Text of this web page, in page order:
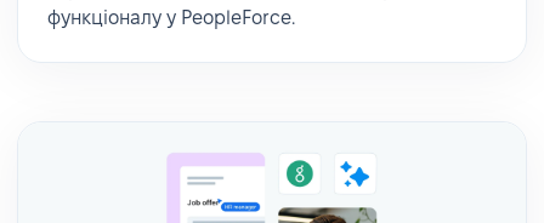
функціоналу у PeopleForce.